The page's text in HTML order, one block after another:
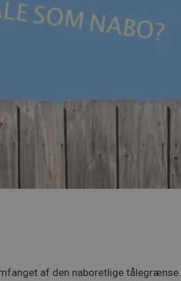
af den naboretlige tålegrænse.